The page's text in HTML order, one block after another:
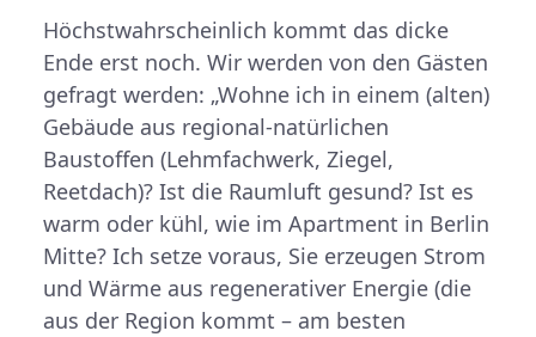
Höchstwahrscheinlich kommt das dicke
Ende erst noch. Wir werden von den Gästen
gefragt werden: „Wohne ich in einem (alten)
Gebäude aus regional-natürlichen
Baustoffen (Lehmfachwerk, Ziegel,
Reetdach)? Ist die Raumluft gesund? Ist es
warm oder kühl, wie im Apartment in Berlin
Mitte? Ich setze voraus, Sie erzeugen Strom
und Wärme aus regenerativer Energie (die
aus der Region kommt – am besten